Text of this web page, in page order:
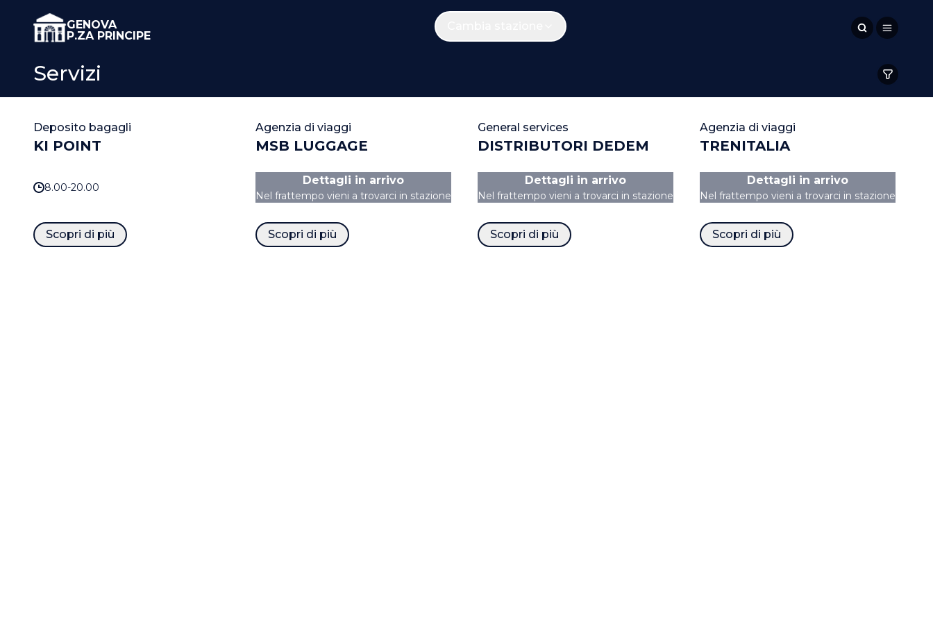
GENOVA
P.ZA PRINCIPE
Servizi
Deposito bagagli
KI POINT
8.00-20.00
Scopri di più
Agenzia di viaggi
MSB LUGGAGE
Dettagli in arrivo
Nel frattempo vieni a trovarci in stazione
Scopri di più
General services
DISTRIBUTORI DEDEM
Dettagli in arrivo
Nel frattempo vieni a trovarci in stazione
Scopri di più
Agenzia di viaggi
TRENITALIA
Dettagli in arrivo
Nel frattempo vieni a trovarci in stazione
Scopri di più